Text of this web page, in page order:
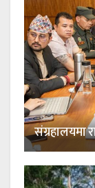
संग्रहालयमा